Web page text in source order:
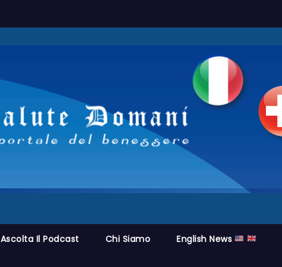
Ascolta Il Podcast Chi Siamo English News